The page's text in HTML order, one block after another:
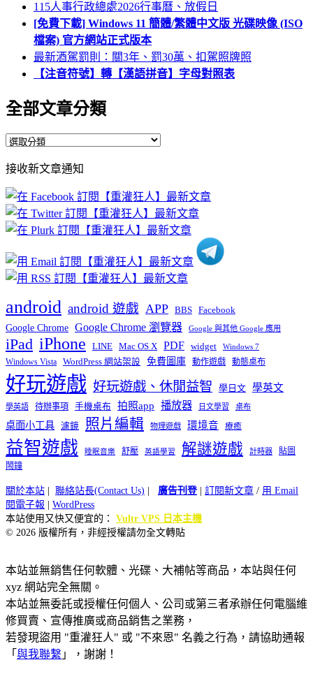
115人事行政總處2026行事曆、放假日
[免費下載] Windows 11 簡體/繁體中文版 光碟映像 (ISO
檔案) 官方網站正式版本
最新酒駕罰則：關3年、罰30萬、扣駕照牌照
【注音符號】轉【漢語拼音】字母對照表
全部文章分類
全
文
章
分
類
接收新文章通知
android android 遊戲 APP BBS Facebook
Google Chrome Google Chrome 瀏覽器 Google 與其他 Google 應用
iPad iPhone LINE Mac OS X PDF widget Windows 7
Windows Vista WordPress 網站架設 免費圖庫 動作遊戲 動態桌布
好玩遊戲 好玩遊戲、休閒益智 學日文 學英文
學英語 待辦事項 手機桌布 拍照app 播放器 日文學習 桌布
桌面小工具 濾鏡 照片編輯 物理遊戲 環境音 療癒
益智遊戲 睡眠音樂 舒壓 英語學習 解謎遊戲 計時器
貼圖
鬧鐘
關於本站 聯絡站長(Contact Us) 廣告刊登| 訂閱新文章 / 用 Email
閱電子報
WordPress
本站使用又快又便宜的： Vultr VPS 日本主機
© 2026 版權所有，非經授權請勿全文轉貼
本站並無銷售任何軟體、光碟、大補帖等商品，本站與任何
xyz 網站完全無關。
本站並無委託或授權任何個人、公司或第三者承辦任何電腦維
修買賣、宣傳推廣或商品銷售之業務，
若發現盜用 "重灌狂人" 或 "不來恩" 名義之行為，請協助通報
「 與我聯繫 」，謝謝！